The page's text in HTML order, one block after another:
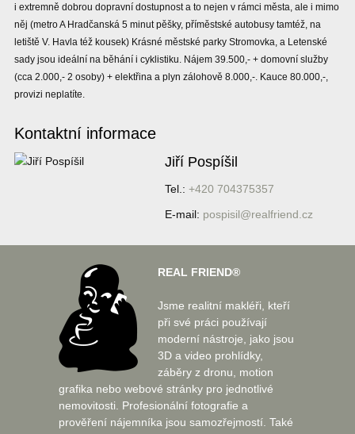
i extremně dobrou dopravní dostupnost a to nejen v rámci města, ale i mimo
něj (metro A Hradčanská 5 minut pěšky, příměstské autobusy tamtéž, na
letiště V. Havla též kousek) Krásné městské parky Stromovka, a Letenské
sady jsou ideální na běhání i cyklistiku. Nájem 39.500,- + domovní služby
(cca 2.000,- 2 osoby) + elektřina a plyn zálohově 8.000,-. Kauce 80.000,-,
provizi neplatíte.
Kontaktní informace
Jiří Pospíšil
Tel.: +420 704375357
E-mail: pospisil@realfriend.cz
REAL FRIEND®
Jsme realitní makléři, kteří
při své práci používají
moderní nástroje, jako jsou
3D a video prohlídky,
záběry z dronu, motion
grafika nebo webové stránky pro jednotlivé
nemovitosti. Profesionální fotografie a
prověření nájemníka jsou samozřejmostí. Také